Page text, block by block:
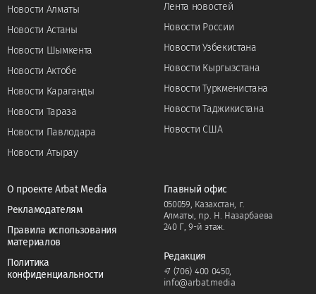
Новости Алматы
Новости Астаны
Новости Шымкента
Новости Актобе
Новости Караганды
Новости Тараза
Новости Павлодара
Новости Атырау
Лента новостей
Новости России
Новости Узбекистана
Новости Кыргызстана
Новости Туркменистана
Новости Таджикистана
Новости США
О проекте Arbat Media
Рекламодателям
Правила использования
материалов
Политика
конфиденциальности
Главный офис
050059, Казахстан, г.
Алматы, пр. Н. Назарбаева
240 Г, 9-й этаж.
Редакция
+7 (706) 400 0450,
info@arbat.media